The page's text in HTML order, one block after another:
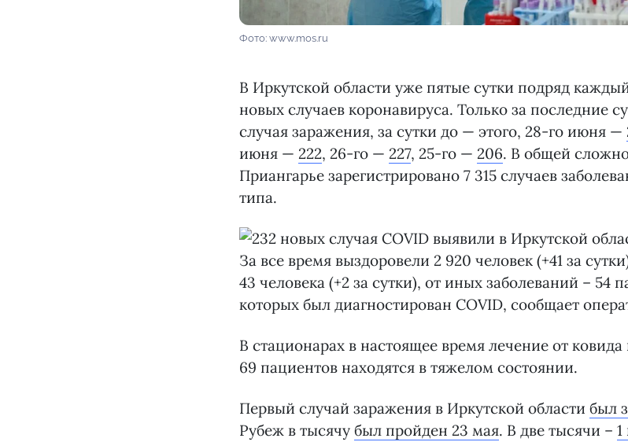
Фото: www.mos.ru
В Иркутской области уже пятые сутки подряд
новых случаев коронавируса. Только за последние
случая заражения, за сутки до — этого, 28-го июня —
июня — 222, 26-го — 227, 25-го — 206. В общей
Приангарье зарегистрировано 7 315 случаев
типа.
За все время выздоровели 2 920 человек (+41 за
43 человека (+2 за сутки), от иных заболеваний – 54
которых был диагностирован COVID, сообщает
В стационарах в настоящее время лечение от ковида
69 пациентов находятся в тяжелом состоянии.
Первый случай заражения в Иркутской области был
Рубеж в тысячу был пройден 23 мая. В две тысячи –